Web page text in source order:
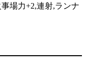
場力+2,連射,ランナ